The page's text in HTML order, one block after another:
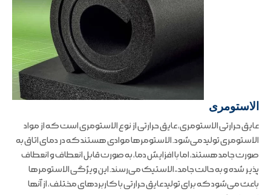
الاستومری
عایق حرارتی الاستومری، عایق حرارتی از نوع الاستومری است که از مواد
الاستومری تولید می‌شود. الاستومرها موادی هستند که در دمای اتاق به
صورت جامد هستند، اما با افزایش دما، به صورت قابل انعطاف و انعطاف
پذیر شده و به حالت جامد-الاستیک می‌رسند. این ویژگی الاستومرها
باعث می‌شود که برای تولید عایق حرارتی با کاربردهای مختلف، از آنها